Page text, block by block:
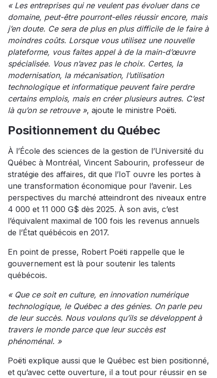
« Les entreprises qui ne veulent pas évoluer dans ce
domaine, peut-être pourront-elles réussir encore, mais
j’en doute. Ce sera de plus en plus difficile de le faire à
moindres coûts. Lorsque vous utilisez une nouvelle
plateforme, vous faites appel à de la main-d’œuvre
spécialisée. Vous n’avez pas le choix. Certes, la
modernisation, la mécanisation, l’utilisation
technologique et informatique peuvent faire perdre
certains emplois, mais en créer plusieurs autres. C’est
là qu’on se retrouve », ajoute le ministre Poëti.
Positionnement du Québec
À l’École des sciences de la gestion de l’Université du
Québec à Montréal, Vincent Sabourin, professeur de
stratégie des affaires, dit que l’IoT ouvre les portes à
une transformation économique pour l’avenir. Les
perspectives du marché atteindront des niveaux entre
4 000 et 11 000 G$ dès 2025. À son avis, c’est
l’équivalent maximal de 100 fois les revenus annuels
de l’État québécois en 2017.
En point de presse, Robert Poëti rappelle que le
gouvernement est là pour soutenir les talents
québécois.
« Que ce soit en culture, en innovation numérique
technologique, le Québec a des génies. On parle peu
de leur succès. Nous voulons qu’ils se développent à
travers le monde parce que leur succès est
phénoménal. »
Poëti explique aussi que le Québec est bien positionné,
et qu’avec cette ouverture, il a tout pour réussir en se